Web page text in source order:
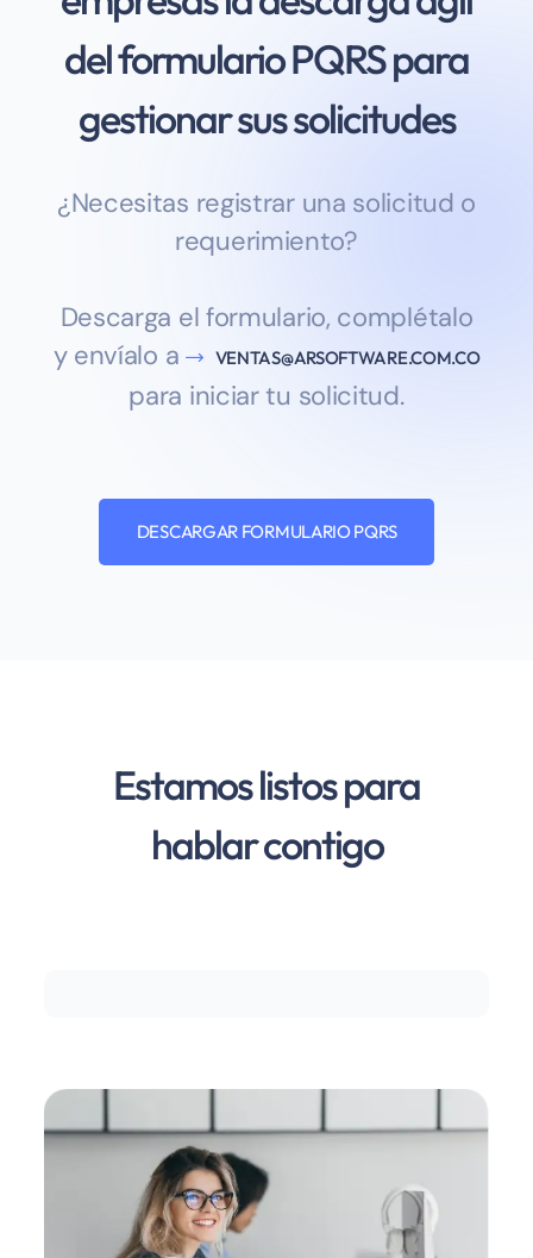
del formulario PQRS para
gestionar sus solicitudes
¿Necesitas registrar una solicitud o
requerimiento?
Descarga el formulario, complétalo
y envíalo a
VENTAS@ARSOFTWARE.COM.CO
para iniciar tu solicitud.
DESCARGAR FORMULARIO PQRS
Estamos listos para
hablar contigo